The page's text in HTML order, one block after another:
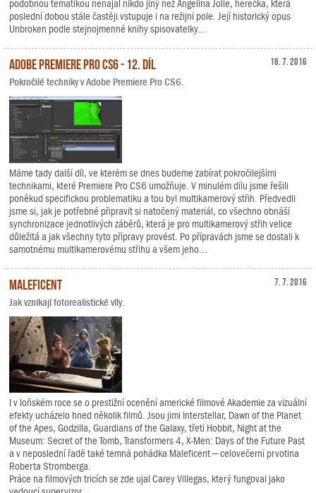
podobnou tematikou nenajal nikdo jiný než Angelina Jolie, herečka, která
poslední dobou stále častěji vstupuje i na režijní pole. Její historický opus
Unbroken podle stejnojmenné knihy spisovatelky...
18. 7. 2016
Adobe Premiere Pro CS6 - 12. díl
Pokročilé techniky v Adobe Premiere Pro CS6.
Máme tady další díl, ve kterém se dnes budeme zabírat pokročilejšími
technikami, které Premiere Pro CS6 umožňuje. V minulém dílu jsme řešili
poněkud specifickou problematiku a tou byl multikamerový střih. Předvedli
jsme si, jak je potřebné připravit si natočený materiál, co všechno obnáší
synchronizace jednotlivých záběrů, která je pro multikamerový střih velice
důležitá a jak všechny tyto přípravy provést. Po přípravách jsme se dostali k
samotnému multikamerovému střihu a všem jeho...
7. 7. 2016
Maleficent
Jak vznikají fotorealistické víly.
I v loňském roce se o prestižní ocenění americké filmové Akademie za vizuální
efekty ucházelo hned několik filmů. Jsou jimi Interstellar, Dawn of the Planet
of the Apes, Godzilla, Guardians of the Galaxy, třetí Hobbit, Night at the
Museum: Secret of the Tomb, Transformers 4, X-Men: Days of the Future Past
a v neposlední řadě také temná pohádka Maleficent – celovečerní prvotina
Roberta Stromberga.
Práce na filmových tricích se zde ujal Carey Villegas, který fungoval jako